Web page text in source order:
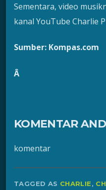
Sementara, video
kanal YouTube Charlie
Sumber: Kompas.com
Â
KOMENTAR
komentar
TAGGED AS CHARLIE,